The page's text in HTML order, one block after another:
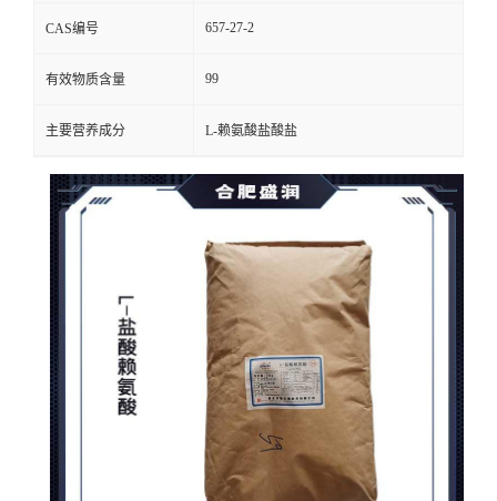
CAS编号 657-27-2
有效物质含量 99
主要营养成分 L-赖氨酸盐酸盐